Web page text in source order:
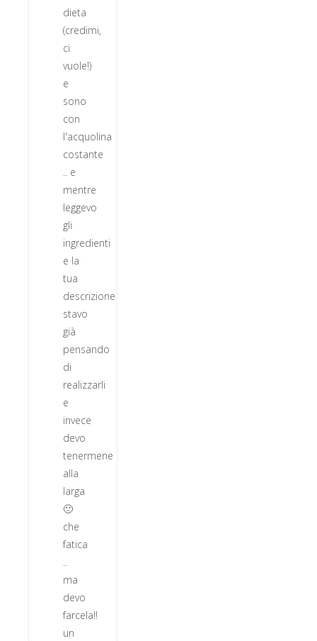
dieta
(credimi,
ci
vuole!)
e
sono
con
l'acquolina
costante
.. e
mentre
leggevo
gli
ingredienti
e la
tua
descrizione
stavo
già
pensando
di
realizzarli
e
invece
devo
tenermene
alla
larga
🙁
che
fatica
..
ma
devo
farcela!!
un